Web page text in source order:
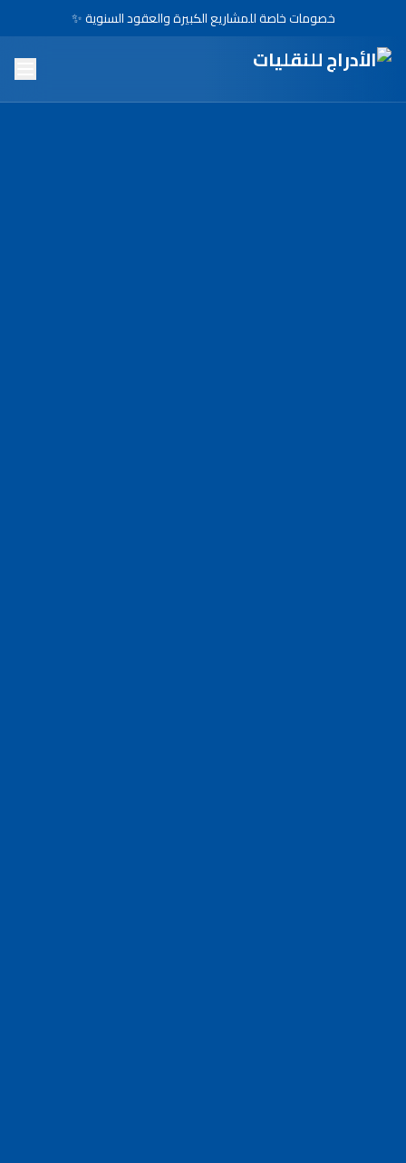
خصومات خاصة للمشاريع الكبيرة والعقود السنوية ✨